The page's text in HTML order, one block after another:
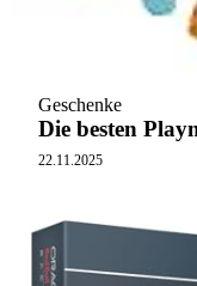
Geschenke
Die besten
22.11.2025